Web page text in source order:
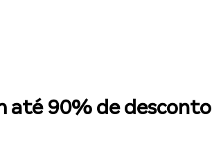
até 90% de desconto